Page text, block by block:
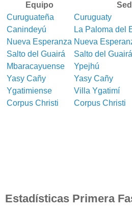
Equipo
Curuguateña
Curuguaty
Canindeyú
La Paloma del
Nueva Esperanza Nueva
Salto del Guairá
Salto del Guairá
Mbaracayuense
Ypejhú
Yasy Cañy
Yasy Cañy
Ygatimiense
Villa Ygatimí
Corpus Christi
Corpus Christi
Estadísticas Primera